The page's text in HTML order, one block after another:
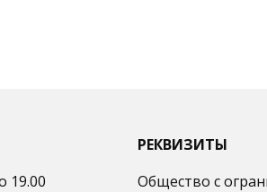
19.00
РЕКВИЗИТЫ
Общество с